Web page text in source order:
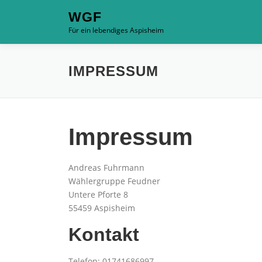
WGF
Für ein lebendiges Aspisheim
IMPRESSUM
Impressum
Andreas Fuhrmann
Wählergruppe Feudner
Untere Pforte 8
55459 Aspisheim
Kontakt